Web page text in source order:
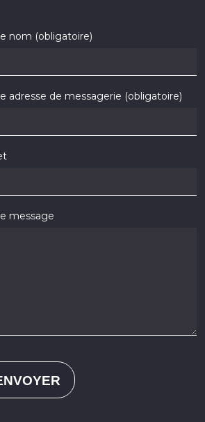
nom (obligatoire)
adresse de messagerie (obligatoire)
message